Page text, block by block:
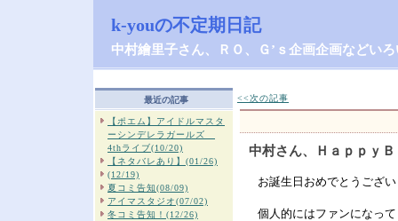
k-youの不定期日記
中村繪里子さん、ＲＯ、Ｇ’ｓ企画企画などい
最近の記事
【ポエム】アイドルマスタ
ーシンデレラガールズ
4thライブ(10/20)
【ネタバレあり】(01/26)
(12/19)
夏コミ告知(08/09)
アイマスタジオ(07/02)
冬コミ告知！(12/26)
<<次の記事
中村さん、Ｈａｐｐｙ
お誕生日おめでとうござ
個人的にはファンになっ